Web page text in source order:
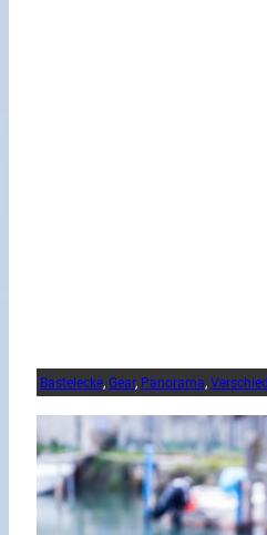
Bastelecke, Gear, Panorama,